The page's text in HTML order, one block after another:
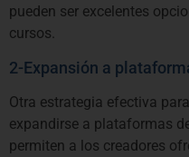
pueden ser excelentes
cursos.
2-Expansión a
Otra estrategia efectiva
expandirse a plataformas
permiten a los creadores